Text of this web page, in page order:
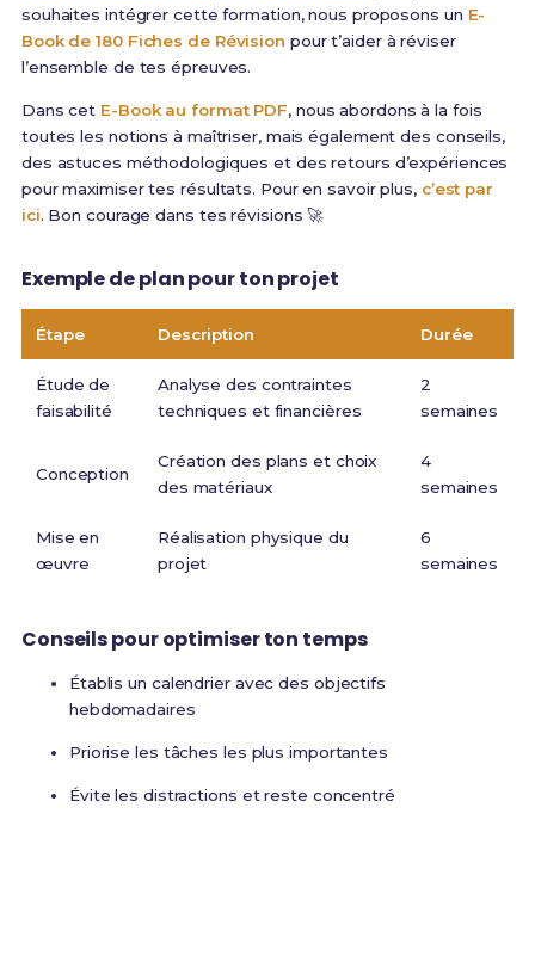
souhaites intégrer cette formation, nous proposons un E-
Book de 180 Fiches de Révision pour t’aider à réviser
l’ensemble de tes épreuves.
Dans cet E-Book au format PDF, nous abordons à la fois
toutes les notions à maîtriser, mais également des conseils,
des astuces méthodologiques et des retours d’expériences
pour maximiser tes résultats. Pour en savoir plus, c’est par
ici. Bon courage dans tes révisions 🚀
Exemple de plan pour ton projet
Étape Description Durée
Étude de
faisabilité
Analyse des contraintes
techniques et financières
2
semaines
Conception
Création des plans et choix
des matériaux
4
semaines
Mise en
œuvre
Réalisation physique du
projet
6
semaines
Conseils pour optimiser ton temps
Établis un calendrier avec des objectifs
hebdomadaires
Priorise les tâches les plus importantes
Évite les distractions et reste concentré